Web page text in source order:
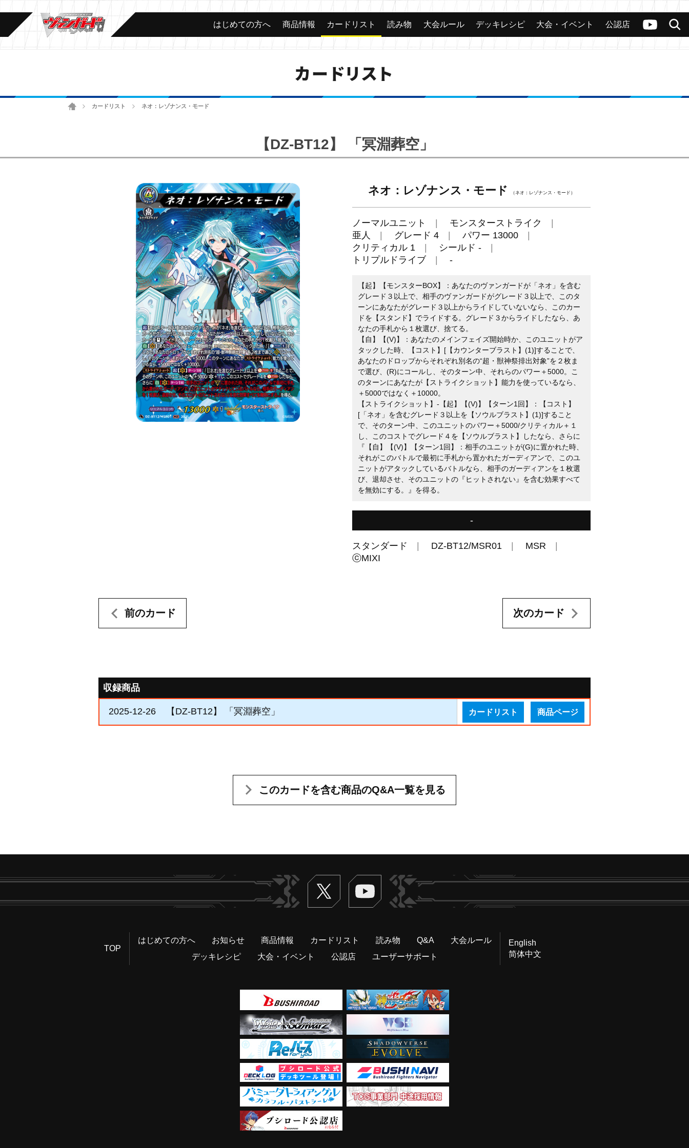
ヴァンガードch
検索
カード 大会 公認店舗 その他
はじめての方へ 商品情報 カードリスト 読み物 大会ルール デッキレシピ 大会・イベント 公認店
カードリスト
ホームカードリスト ネオ：レゾナンス・モード
【DZ-BT12】 「冥淵葬空」
ネオ：レゾナンス・モード （ネオ：レゾナンス・モード）
ノーマルユニット
モンスターストライク
亜人
グレード 4
パワー 13000
クリティカル 1
シールド -
トリプルドライブ
-
【起】【モンスターBOX】：あなたのヴァンガードが「ネオ」を含む
グレード３以上で、相手のヴァンガードがグレード３以上で、このタ
ーンにあなたがグレード３以上からライドしていないなら、このカー
ドを【スタンド】でライドする。グレード３からライドしたなら、あ
なたの手札から１枚選び、捨てる。
【自】【(V)】：あなたのメインフェイズ開始時か、このユニットがア
タックした時、【コスト】[【カウンターブラスト】(1)]することで、
あなたのドロップからそれぞれ別名の“超・獣神祭排出対象”を２枚ま
で選び、(R)にコールし、そのターン中、それらのパワー＋5000。こ
のターンにあなたが【ストライクショット】能力を使っているなら、
＋5000ではなく＋10000。
【ストライクショット】-【起】【(V)】【ターン1回】：【コスト】
[「ネオ」を含むグレード３以上を【ソウルブラスト】(1)]すること
で、そのターン中、このユニットのパワー＋5000/クリティカル＋１
し、このコストでグレード４を【ソウルブラスト】したなら、さらに
『【自】【(V)】【ターン1回】：相手のユニットが(G)に置かれた時、
それがこのバトルで最初に手札から置かれたガーディアンで、このユ
ニットがアタックしているバトルなら、相手のガーディアンを１枚選
び、退却させ、そのユニットの『ヒットされない』を含む効果すべて
を無効にする。』を得る。
-
スタンダード DZ-BT12/MSR01
MSR
ⓒMIXI
前のカード 次のカード
収録商品
2025-12-26 【DZ-BT12】 「冥淵葬空」 カードリスト 商品ページ
このカードを含む商品のQ&A一覧を見る
Twitter ヴァンガードch
TOP
はじめての方へ お知らせ 商品情報 カードリスト 読み物 Q&A
大会ルール
デッキレシピ
大会・イベント 公認店 ユーザーサポート
English
简体中文